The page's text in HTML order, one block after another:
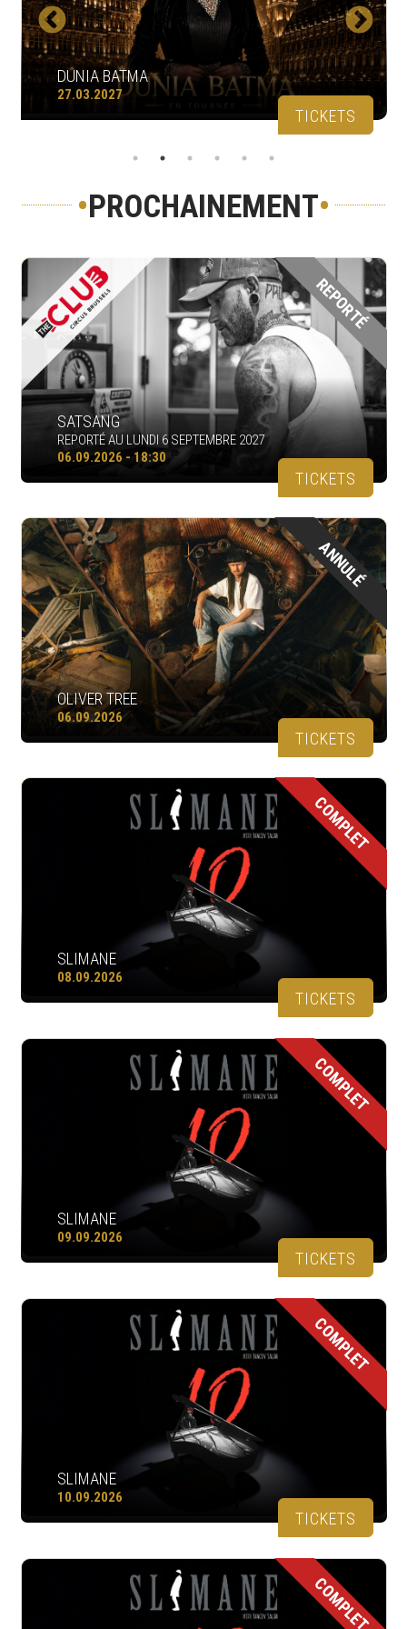
DUNIA BATMA
27.03.2027
TICKETS
•PROCHAINEMENT•
REPORTÉ
SATSANG
REPORTÉ AU LUNDI 6 SEPTEMBRE 2027
06.09.2026 - 18:30
TICKETS
ANNULÉ
OLIVER TREE
06.09.2026
TICKETS
COMPLET
SLIMANE
08.09.2026
TICKETS
COMPLET
SLIMANE
09.09.2026
TICKETS
COMPLET
SLIMANE
10.09.2026
TICKETS
COMPLET